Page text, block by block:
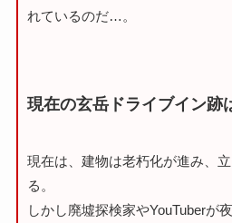
れているのだ…。
現在の玄岳ドライブイン跡
現在は、建物は老朽化が進み、
る。
しかし廃墟探検家やYouTuberが